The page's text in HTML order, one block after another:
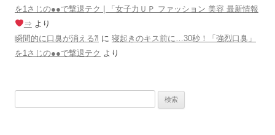
を1さじの●●で撃退テク | 「女子力ＵＰ ファッション 美容 最新情報
⇒ より
瞬間的に口臭が消える⁈ に 寝起きのキス前に…30秒！「強烈口臭」
を1さじの●●で撃退テク より
索: